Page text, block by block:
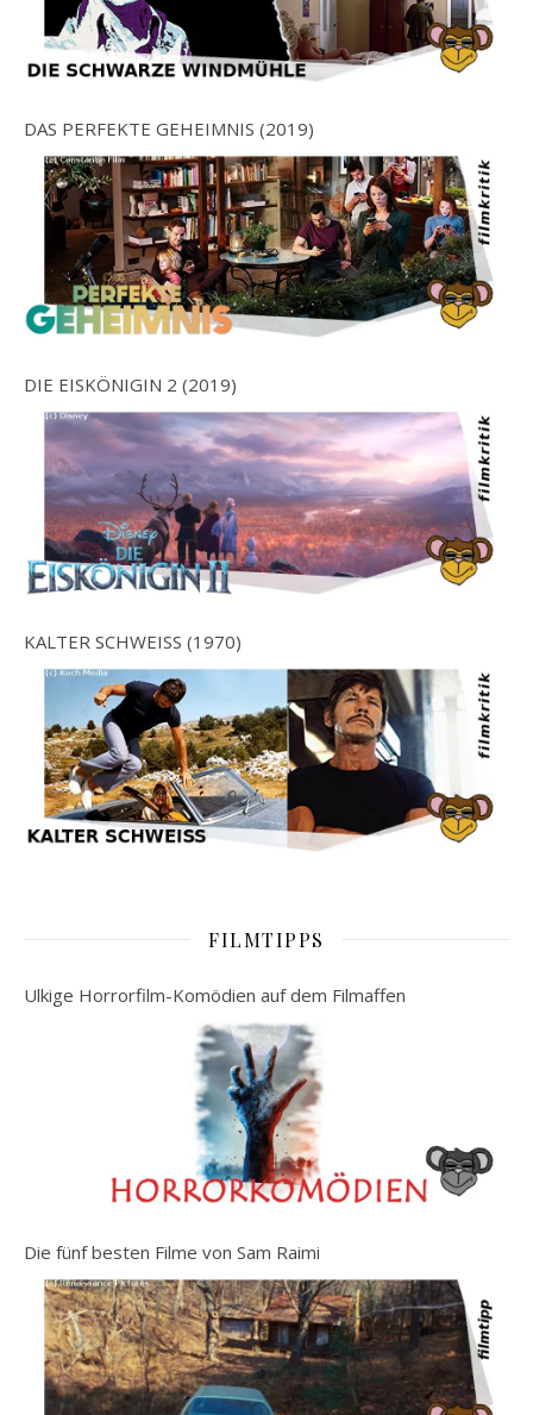
DAS PERFEKTE GEHEIMNIS (2019)
DIE EISKÖNIGIN 2 (2019)
KALTER SCHWEISS (1970)
FILMTIPPS
Ulkige Horrorfilm-Komödien auf dem Filmaffen
Die fünf besten Filme von Sam Raimi